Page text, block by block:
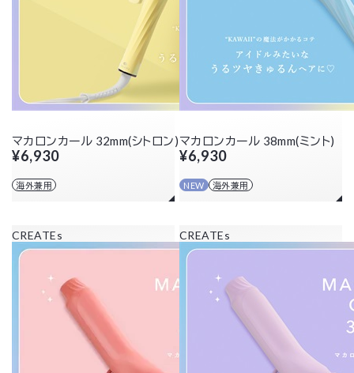
マカロンカール 32mm(シトロン)
¥6,930
海外兼用
マカロンカール 38mm(ミント)
¥6,930
NEW 海外兼用
CREATEs CREATEs